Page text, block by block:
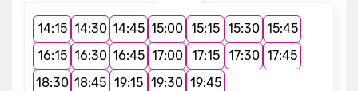
14:15 14:30 14:45 15:00 15:15 15:30 15:45
16:15 16:30 16:45 17:00 17:15 17:30 17:45
18:30 18:45 19:15 19:30 19:45